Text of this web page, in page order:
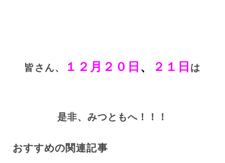
皆さん、 １２月２０日 、 ２１日 は
是非、みつともへ！！！
おすすめの関連記事